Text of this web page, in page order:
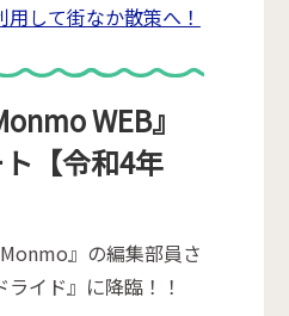
用して街なか散策へ！
WEB』
【令和4年
』の編集部員さ
イド』に降臨！！